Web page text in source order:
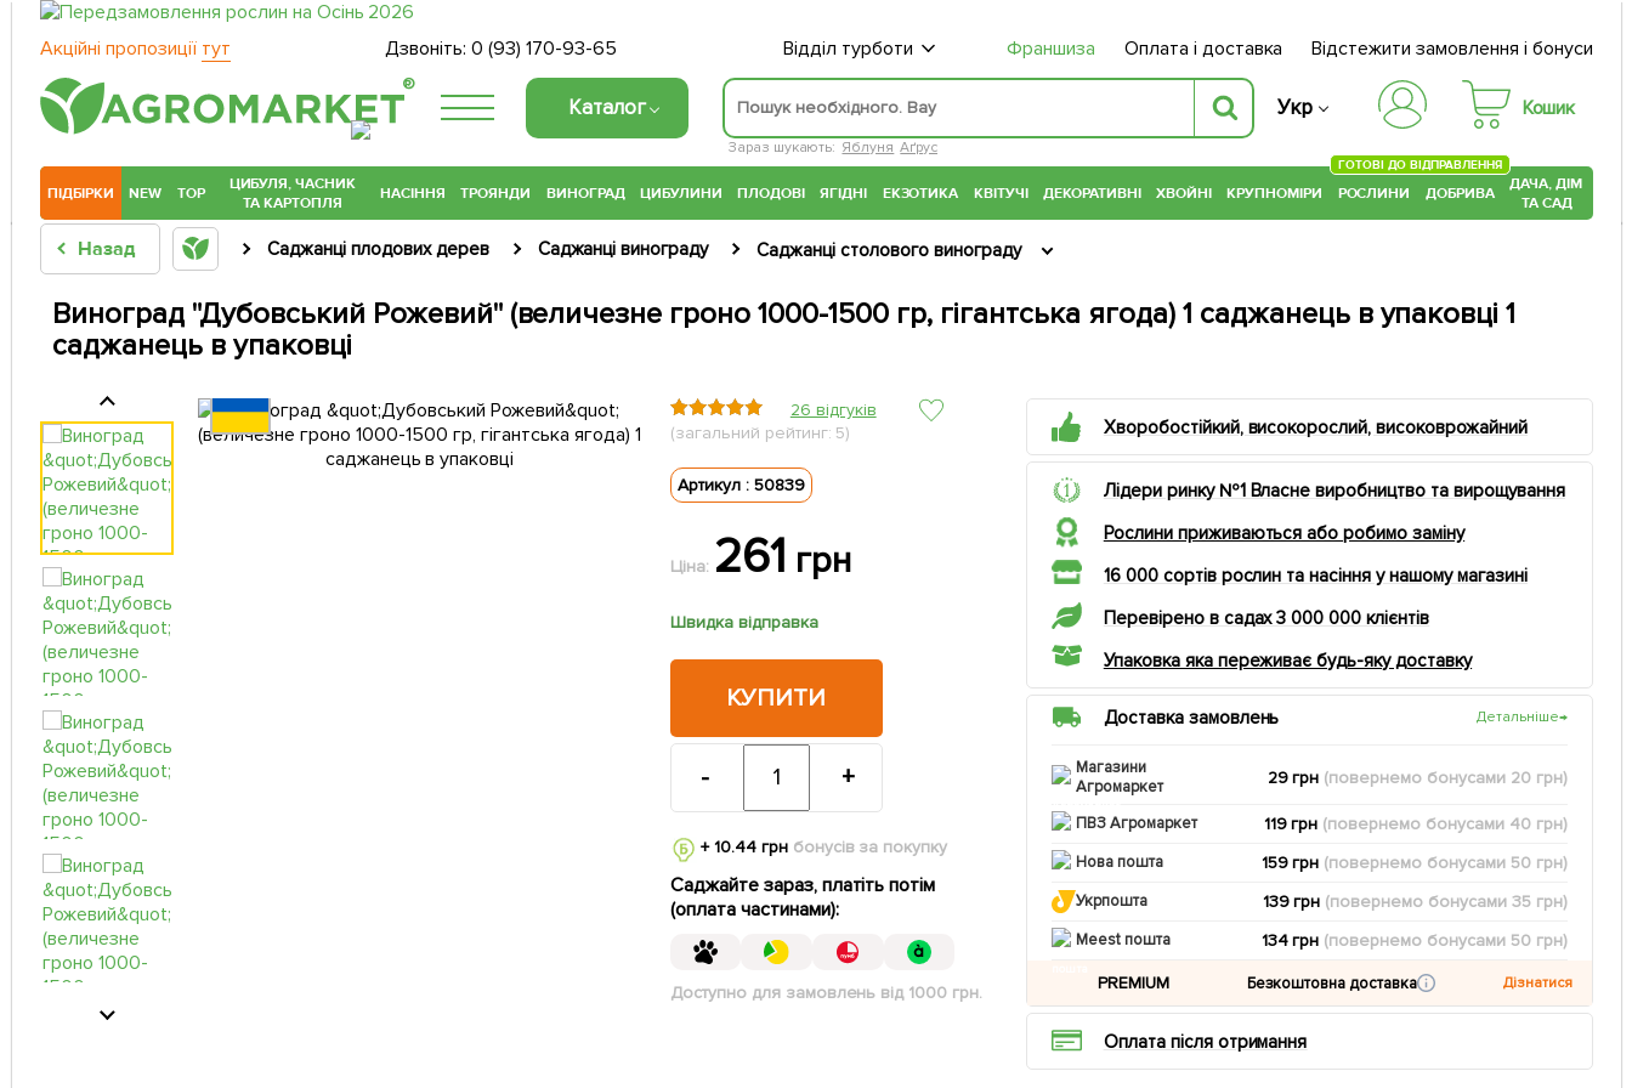
Акційні пропозиції тут Дзвоніть: 0 (93) 170-93-65 Відділ турботи Франшиза Оплата і доставка Відстежити замовлення і бонуси
®
Каталог
Зараз шукають: Яблуня Аґрус
Укр Кошик
ПІДБІРКИ NEW TOP
ЦИБУЛЯ, ЧАСНИК
ТА КАРТОПЛЯ
НАСІННЯ ТРОЯНДИ ВИНОГРАД ЦИБУЛИНИ ПЛОДОВІ ЯГІДНІ ЕКЗОТИКА КВІТУЧІ ДЕКОРАТИВНІ ХВОЙНІ КРУПНОМІРИ РОСЛИНИ
ГОТОВІ ДО ВІДПРАВЛЕННЯ
ДОБРИВА
ДАЧА, ДІМ
ТА САД
Назад Саджанці плодових дерев Саджанці винограду Саджанці столового винограду
Виноград "Дубовський Рожевий" (величезне гроно 1000-1500 гр, гігантська ягода) 1 саджанець в упаковці 1
саджанець в упаковці
26 відгуків
(загальний рейтинг: 5)
Артикул : 50839
Ціна: 261 грн
Швидка відправка
КУПИТИ
- +
+ 10.44 грнбонусів за покупку
Саджайте зараз, платіть потім
(оплата частинами):
Доступно для замовлень від 1000 грн.
Хворобостійкий, високорослий, високоврожайний
Лідери ринку №1 Власне виробництво та вирощування
Рослини приживаються або робимо заміну
16 000 сортів рослин та насіння у нашому магазині
Перевірено в садах 3 000 000 клієнтів
Упаковка яка переживає будь-яку доставку
Доставка замовлень Детальніше→
Магазини
Агромаркет
29 грн (повернемо бонусами 20 грн)
ПВЗ Агромаркет 119 грн (повернемо бонусами 40 грн)
Нова пошта 159 грн (повернемо бонусами 50 грн)
Укрпошта 139 грн (повернемо бонусами35 грн)
Meest пошта 134 грн (повернемо бонусами 50 грн)
PREMIUM Безкоштовна доставка Дізнатися
Оплата після отримання